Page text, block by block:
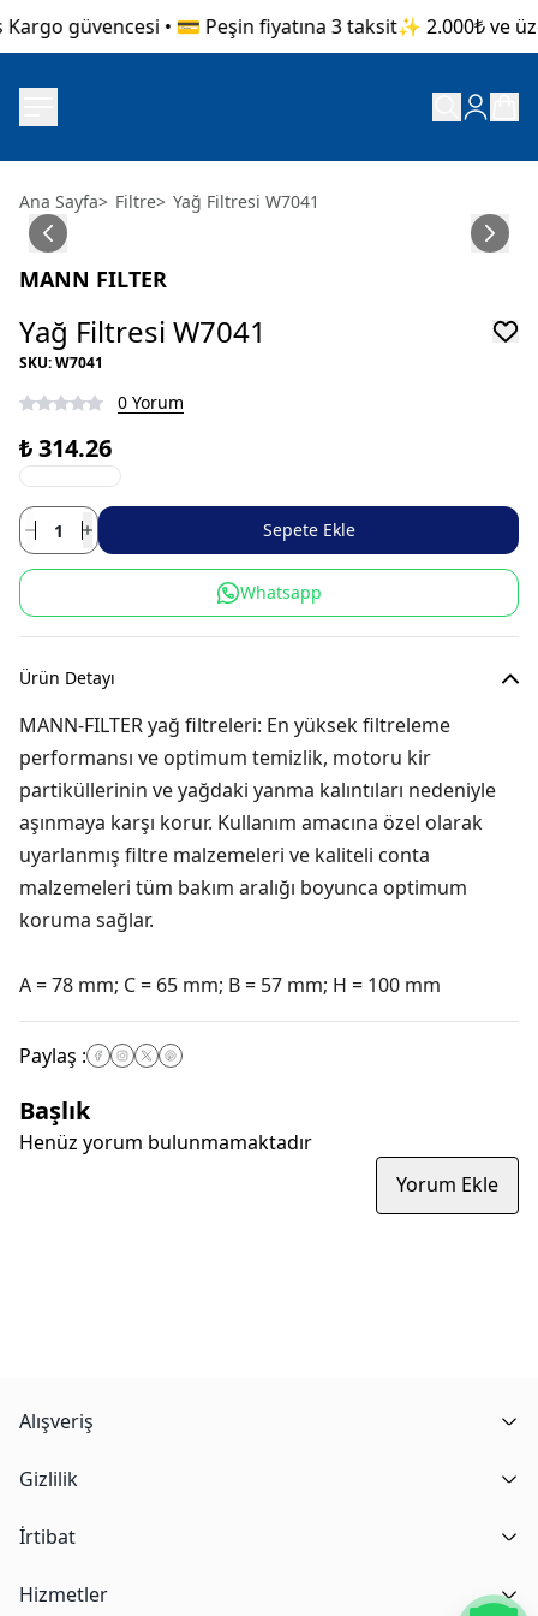
güvencesi • 💳 Peşin fiyatına 3 taksit✨ 2.000₺ ve
Ana Sayfa> Filtre> Yağ Filtresi W7041
MANN FILTER
Yağ Filtresi W7041
SKU:W7041
0 Yorum
₺ 314.26
Sepete Ekle
Whatsapp
Ürün Detayı
MANN-FILTER yağ filtreleri: En yüksek filtreleme
performansı ve optimum temizlik, motoru kir
partiküllerinin ve yağdaki yanma kalıntıları nedeniyle
aşınmaya karşı korur. Kullanım amacına özel olarak
uyarlanmış filtre malzemeleri ve kaliteli conta
malzemeleri tüm bakım aralığı boyunca optimum
koruma sağlar.
A = 78 mm; C = 65 mm; B = 57 mm; H = 100 mm
Paylaş :
Başlık
Henüz yorum bulunmamaktadır
Yorum Ekle
Alışveriş
Gizlilik
İrtibat
Hizmetler